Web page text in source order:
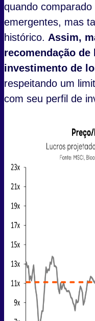
quando
emergentes, mas
histórico. Assim,
recomendação
investimento de
respeitando um
com seu perfil de